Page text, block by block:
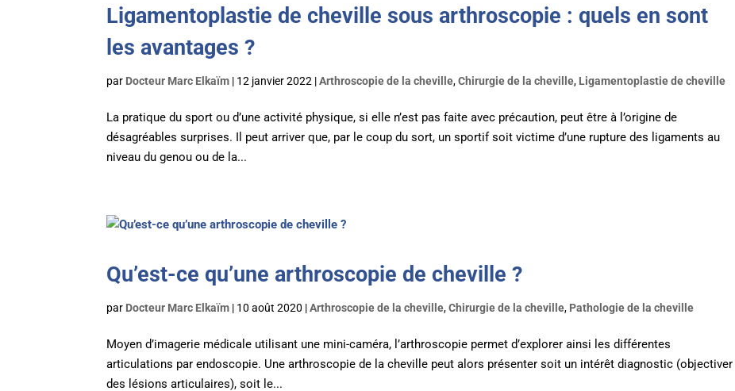
Ligamentoplastie de cheville sous arthroscopie : quels en sont
les avantages ?
par Docteur Marc Elkaïm | 12 janvier 2022 |Arthroscopie de la cheville,Chirurgie de la cheville, Ligamentoplastie de cheville
La pratique du sport ou d’une activité physique, si elle n’est pas faite avec précaution, peut être à l’origine de
désagréables surprises. Il peut arriver que, par le coup du sort, un sportif soit victime d’une rupture des ligaments au
niveau du genou ou de la...
Qu’est-ce qu’une arthroscopie de cheville ?
par Docteur Marc Elkaïm | 10 août 2020 |Arthroscopie de la cheville,Chirurgie de la cheville, Pathologie de la cheville
Moyen d’imagerie médicale utilisant une mini-caméra, l’arthroscopie permet d’explorer ainsi les différentes
articulations par endoscopie. Une arthroscopie de la cheville peut alors présenter soit un intérêt diagnostic (objectiver
des lésions articulaires), soit le...